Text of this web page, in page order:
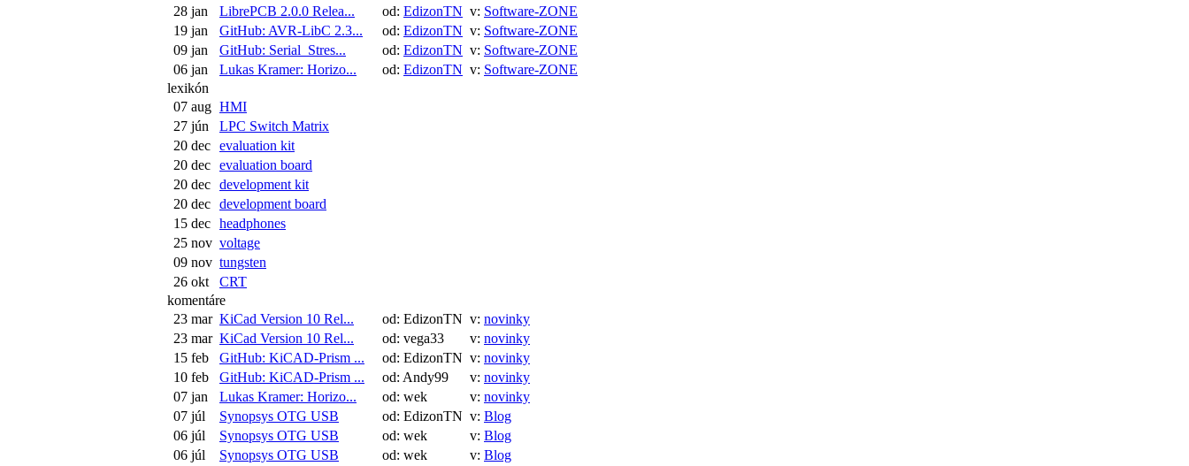
28 jan
LibrePCB 2.0.0 Relea... od: EdizonTN v: Software-ZONE
19 jan
GitHub: AVR-LibC 2.3... od: EdizonTN v: Software-ZONE
09 jan
GitHub: Serial_Stres... od: EdizonTN v: Software-ZONE
06 jan
Lukas Kramer: Horizo... od: EdizonTN v: Software-ZONE
lexikón
07 aug HMI
27 jún
LPC Switch Matrix
20 dec evaluation kit
20 dec evaluation board
20 dec development kit
20 dec development board
15 dec headphones
25 nov voltage
09 nov tungsten
26 okt
CRT
komentáre
23 mar KiCad Version 10 Rel... od: EdizonTN v: novinky
23 mar KiCad Version 10 Rel... od: vega33 v: novinky
15 feb
GitHub: KiCAD-Prism ... od: EdizonTN v: novinky
10 feb
GitHub: KiCAD-Prism ... od: Andy99 v: novinky
07 jan
Lukas Kramer: Horizo... od: wek v: novinky
07 júl
Synopsys OTG USB od: EdizonTN v: Blog
06 júl
Synopsys OTG USB od: wek v: Blog
06 júl
Synopsys OTG USB od: wek v: Blog